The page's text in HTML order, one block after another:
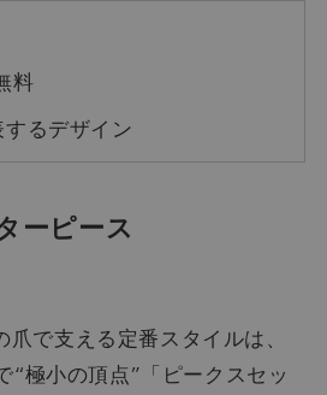
料
るデザイン
ーピース
で支える定番スタイルは、
“極小の頂点”「ピークスセッ